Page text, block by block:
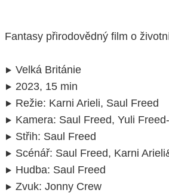
Fantasy přirodovědný film o
Velká Británie
2023, 15 min
Režie: Karni Arieli, Saul Freed
Kamera: Saul Freed, Yuli
Střih: Saul Freed
Scénář: Saul Freed, Karni
Hudba: Saul Freed
Zvuk: Jonny Crew